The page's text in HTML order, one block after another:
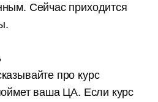
Сейчас приходится
про курс
ваша ЦА. Если курс